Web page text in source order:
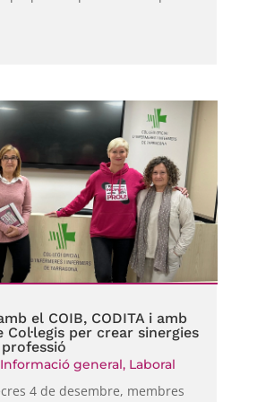
el COIB, CODITA i amb
Col·legis per crear sinergies
Informació general, Laboral
4 de desembre, membres